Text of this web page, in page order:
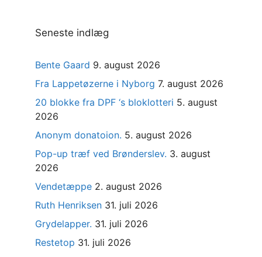
Seneste indlæg
Bente Gaard 9. august 2026
Fra Lappetøzerne i Nyborg 7. august 2026
20 blokke fra DPF ‘s bloklotteri 5. august
2026
Anonym donatoion. 5. august 2026
Pop-up træf ved Brønderslev. 3. august
2026
Vendetæppe 2. august 2026
Ruth Henriksen 31. juli 2026
Grydelapper. 31. juli 2026
Restetop 31. juli 2026